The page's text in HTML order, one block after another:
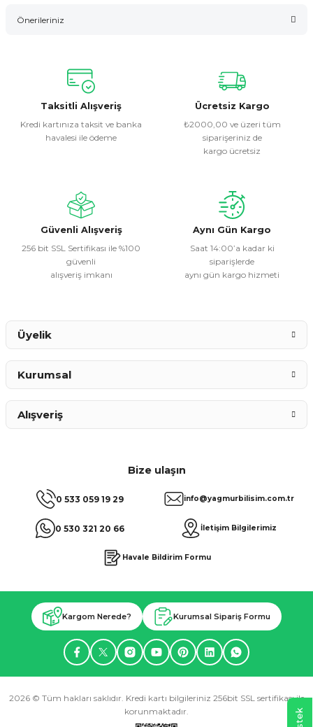
Önerileriniz
konularda yetersiz gördüğünüz noktaları öneri formunu
kullanarak tarafımıza iletebilirsiniz.
Görüş ve önerileriniz için teşekkür ederiz.
Ürün resmi kalitesiz, bozuk veya görüntülenemiyor.
Ürün fiyatı diğer sitelerden daha pahalı.
Bu ürüne benzer farklı alternatifler olmalı.
Taksitli Alışveriş
Kredi kartınıza taksit ve banka
havalesi ile ödeme
Ücretsiz Kargo
₺2000,00 ve üzeri tüm
siparişeriniz de
kargo ücretsiz
Güvenli Alışveriş
256 bit SSL Sertifikası ile %100
güvenli
alışveriş imkanı
Aynı Gün Kargo
Saat 14:00’a kadar ki
siparişlerde
aynı gün kargo hizmeti
Bize ulaşın
0 533 059 19 29
0 530 321 20 66
info@yagmurbilisim.com.tr
İletişim Bilgilerimiz
Havale Bildirim Formu
Üyelik
Kurumsal
Alışveriş
Kargom Nerede? Kurumsal Sipariş Formu
2026 © Tüm hakları saklıdır. Kredi kartı bilgileriniz 256bit SSL sertifikası ile
korunmaktadır.